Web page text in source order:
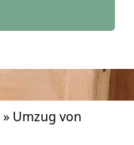
» Umzug von